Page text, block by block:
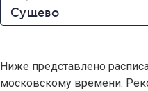
Ниже представлено
московскому времени.